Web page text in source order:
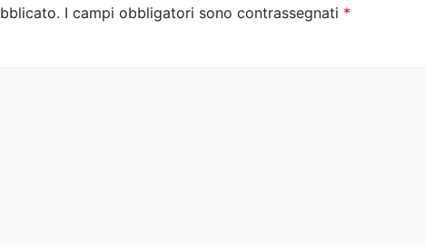
I campi obbligatori sono contrassegnati *